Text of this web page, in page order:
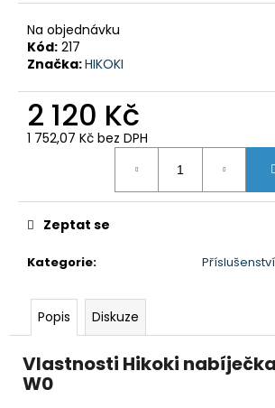
Na objednávku
Kód: 217
Značka:HIKOKI
2 120 Kč
1 752,07 Kč bez DPH
Kategorie: Příslušenství
Zeptat se
Popis Diskuze
Vlastnosti Hikoki nabíječka
W0
D
o
p
o
u
j
e
e
BRAVIA
2
(K75S25M2PB.CEI)
32